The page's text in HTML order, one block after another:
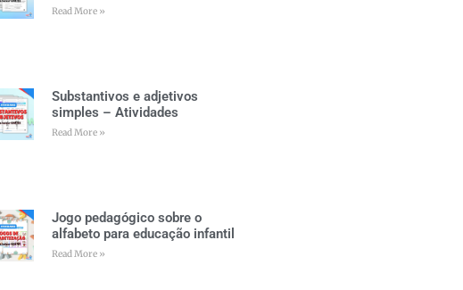
Read More »
Substantivos e adjetivos
simples – Atividades
Read More »
Jogo pedagógico sobre o
alfabeto para educação infantil
Read More »